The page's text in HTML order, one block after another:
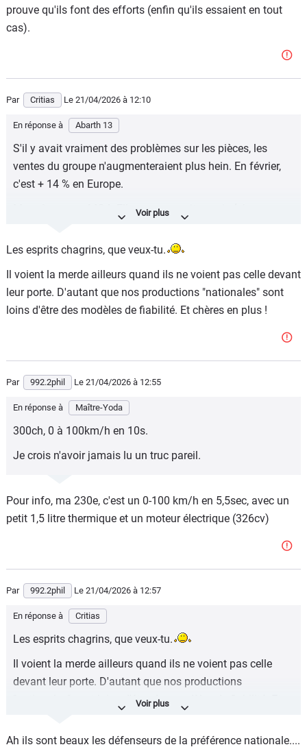
prouve qu'ils font des efforts (enfin qu'ils essaient en tout
cas).
Par Critias Le 21/04/2026 à 12:10
En réponse à Abarth 13
S'il y avait vraiment des problèmes sur les pièces, les
ventes du groupe n'augmenteraient plus hein. En février,
c'est + 14 % en Europe.
Ma mère a une MG4. Elle a eu un petit soucis (phare
joint. Ils n'ont pas voulu s'emmerder, ils ont changé le feu
Les esprits chagrins, que veux-tu.
Il voient la merde ailleurs quand ils ne voient pas celle devant
leur porte. D'autant que nos productions "nationales" sont
loins d'être des modèles de fiabilité. Et chères en plus !
Par 992.2phil Le 21/04/2026 à 12:55
En réponse à Maître-Yoda
300ch, 0 à 100km/h en 10s.
Je crois n'avoir jamais lu un truc pareil.
Pour info, ma 230e, c'est un 0-100 km/h en 5,5sec, avec un
petit 1,5 litre thermique et un moteur électrique (326cv)
Par 992.2phil Le 21/04/2026 à 12:57
En réponse à Critias
Les esprits chagrins, que veux-tu.
Il voient la merde ailleurs quand ils ne voient pas celle
devant leur porte. D'autant que nos productions
"nationales" sont loins d'être des modèles de fiabilité. Et
Ah ils sont beaux les défenseurs de la préférence nationale....